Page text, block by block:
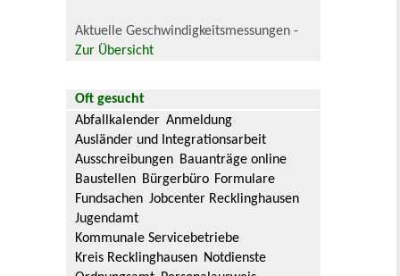
Aktuelle Geschwindigkeitsmessungen -
Zur Übersicht
Oft gesucht
Abfallkalender Anmeldung
Ausländer und Integrationsarbeit
Ausschreibungen Bauanträge online
Baustellen Bürgerbüro Formulare
Fundsachen Jobcenter Recklinghausen
Jugendamt
Kommunale Servicebetriebe
Kreis Recklinghausen Notdienste